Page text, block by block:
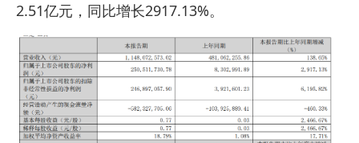
2.51亿元，同比增长2917.13%。